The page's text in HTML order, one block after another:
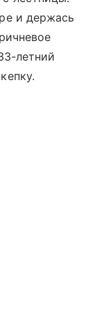
и держась
летний